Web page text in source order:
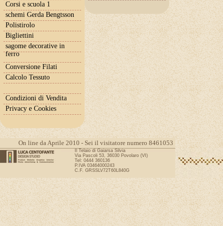
Corsi e scuola 1
schemi Gerda Bengtsson
Polistirolo
Bigliettini
sagome decorative in
ferro
Conversione Filati
Calcolo Tessuto
Condizioni di Vendita
Privacy e Cookies
On line da Aprile 2010 - Sei il visitatore numero 8461053
Il Telaio di Gaiarsa Silvia
Via Pascoli 53, 36030 Povolaro (VI)
Tel: 0444 360136
P.IVA 03464000243
C.F. GRSSLV72T60L840G